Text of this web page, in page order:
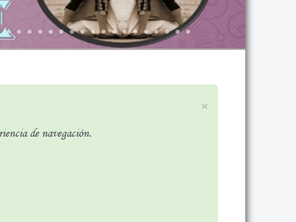
×
de navegación.